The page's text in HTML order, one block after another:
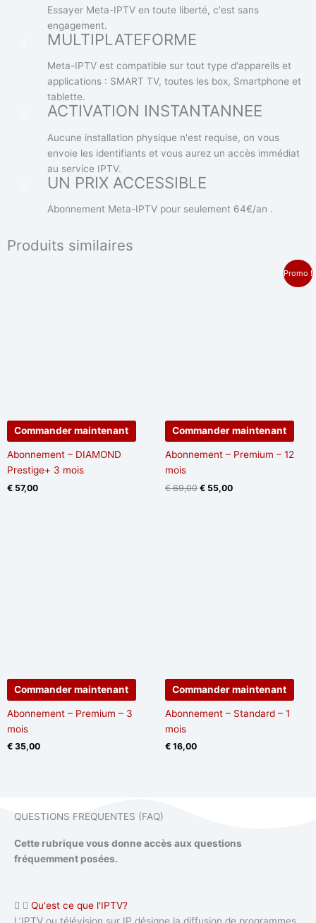
Essayer Meta-IPTV en toute liberté, c'est sans
engagement.
MULTIPLATEFORME
Meta-IPTV est compatible sur tout type d'appareils et
applications : SMART TV, toutes les box, Smartphone et
tablette.
ACTIVATION INSTANTANNEE
Aucune installation physique n'est requise, on vous
envoie les identifiants et vous aurez un accès immédiat
au service IPTV.
UN PRIX ACCESSIBLE
Abonnement Meta-IPTV pour seulement 64€/an .
Produits similaires
Commander maintenant
Abonnement – DIAMOND
Prestige+ 3 mois
€ 57,00
Promo !
Commander maintenant
Abonnement – Premium – 12
mois
€69,00 € 55,00
Commander maintenant
Abonnement – Premium – 3
mois
€ 35,00
Commander maintenant
Abonnement – Standard – 1
mois
€ 16,00
QUESTIONS FREQUENTES (FAQ)
Cette rubrique vous donne accès aux questions
fréquemment posées.
Qu'est ce que l'IPTV?